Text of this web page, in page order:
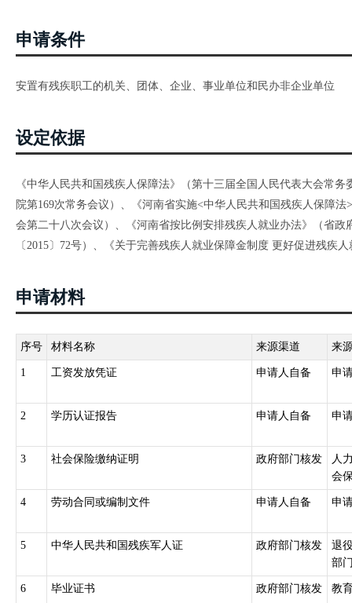
申请条件
安置有残疾职工的机关、团体、企业、事业单位和民办非企业单位
设定依据
《中华人民共和国残疾人保障法》（第十三届全国人民代表大会常
院第169次常务会议）、《河南省实施<中华人民共和国残疾人保障
会第二十八次会议）、《河南省按比例安排残疾人就业办法》（省
〔2015〕72号）、《关于完善残疾人就业保障金制度 更好促进残疾
申请材料
序号 材料名称 来源渠道 来
1 工资发放凭证 申请人自备 申
2 学历认证报告 申请人自备 申
3 社会保险缴纳证明 政府部门核发
人
会
4 劳动合同或编制文件 申请人自备 申
5 中华人民共和国残疾军人证 政府部门核发
退
部
6 毕业证书 政府部门核发 教